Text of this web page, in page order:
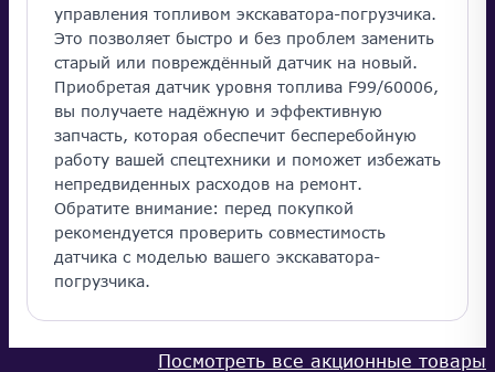
управления топливом экскаватора-погрузчика.
Это позволяет быстро и без проблем заменить
старый или повреждённый датчик на новый.
Приобретая датчик уровня топлива F99/60006,
вы получаете надёжную и эффективную
запчасть, которая обеспечит бесперебойную
работу вашей спецтехники и поможет избежать
непредвиденных расходов на ремонт.
Обратите внимание: перед покупкой
рекомендуется проверить совместимость
датчика с моделью вашего экскаватора-
погрузчика.
Посмотреть все акционные товары